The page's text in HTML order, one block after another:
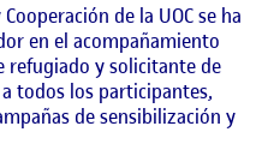
de la UOC se ha
en el acompañamiento
refugiado y solicitante de
todos los participantes,
de sensibilización y